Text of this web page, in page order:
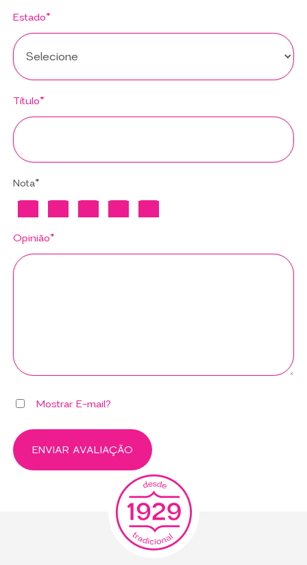
Estado*
Título*
Nota*
Opinião*
Mostrar E-mail?
ENVIAR AVALIAÇÃO